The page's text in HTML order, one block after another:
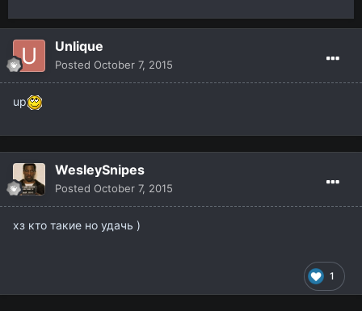
Unlique
Posted October 7, 2015
up
WesleySnipes
Posted October 7, 2015
хз кто такие но удачь )
1